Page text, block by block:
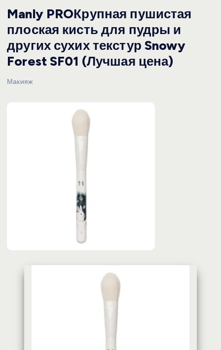
Manly PROКрупная пушистая
плоская кисть для пудры и
других сухих текстур Snowy
Forest SF01 (Лучшая цена)
Макияж